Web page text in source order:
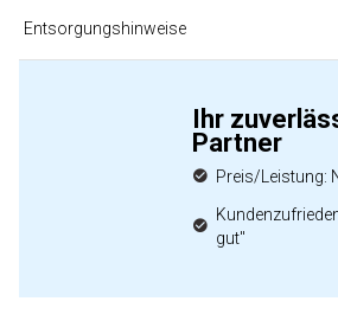
Entsorgungshinweise
Ihr
Partner
Preis/Leistung:
gut"